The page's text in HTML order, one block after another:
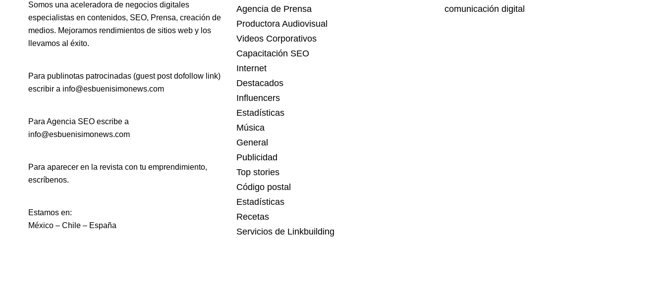
Somos una aceleradora de negocios digitales
especialistas en contenidos, SEO, Prensa, creación de
medios. Mejoramos rendimientos de sitios web y los
llevamos al éxito.
Para publinotas patrocinadas (guest post dofollow link)
escribir a info@esbuenisimonews.com
Para Agencia SEO escribe a
info@esbuenisimonews.com
Para aparecer en la revista con tu emprendimiento,
escríbenos.
Estamos en:
México – Chile – España
Agencia de Prensa
Productora Audiovisual
Videos Corporativos
Capacitación SEO
Internet
Destacados
Influencers
Estadísticas
Música
General
Publicidad
Top stories
Código postal
Estadísticas
Recetas
Servicios de Linkbuilding
comunicación digital